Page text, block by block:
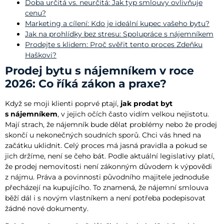
Doba určitá vs. neurčitá: Jak typ smlouvy ovlivňuje
cenu?
Marketing a cílení: Kdo je ideální kupec vašeho bytu?
Jak na prohlídky bez stresu: Spolupráce s nájemníkem
Prodejte s klidem: Proč svěřit tento proces Zdeňku
Haškovi?
Prodej bytu s nájemníkem v roce
2026: Co říká zákon a praxe?
Když se moji klienti poprvé ptají, jak prodat byt
s nájemníkem, v jejich očích často vidím velkou nejistotu.
Mají strach, že nájemník bude dělat problémy nebo že prodej
skončí u nekonečných soudních sporů. Chci vás hned na
začátku uklidnit. Celý proces má jasná pravidla a pokud se
jich držíme, není se čeho bát. Podle aktuální legislativy platí,
že prodej nemovitosti není zákonným důvodem k výpovědi
z nájmu. Práva a povinnosti původního majitele jednoduše
přecházejí na kupujícího. To znamená, že nájemní smlouva
běží dál i s novým vlastníkem a není potřeba podepisovat
žádné nové dokumenty.